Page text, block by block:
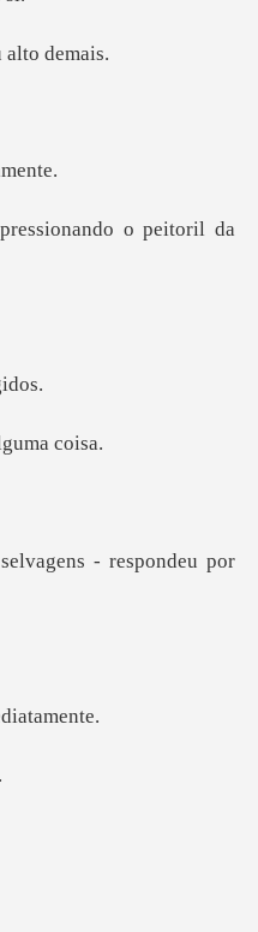
pressionando o peitoril da
-